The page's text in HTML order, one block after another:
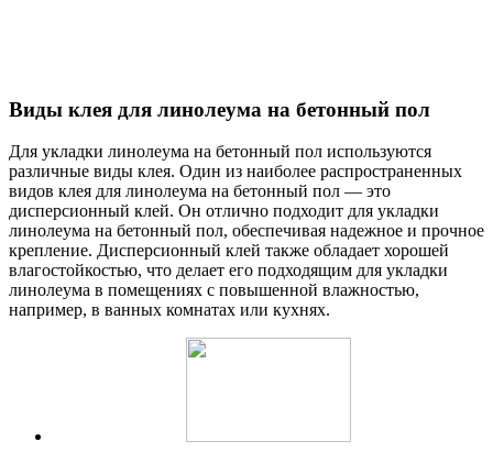
Виды клея для линолеума на бетонный пол
Для укладки линолеума на бетонный пол используются
различные виды клея. Один из наиболее распространенных
видов клея для линолеума на бетонный пол — это
дисперсионный клей. Он отлично подходит для укладки
линолеума на бетонный пол, обеспечивая надежное и прочное
крепление. Дисперсионный клей также обладает хорошей
влагостойкостью, что делает его подходящим для укладки
линолеума в помещениях с повышенной влажностью,
например, в ванных комнатах или кухнях.